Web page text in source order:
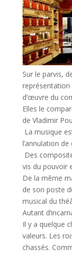
Sur le parvis,
représentation
d’œuvre du
Elles le
de Vladimir
La musique
l’annulation de
Des
vis du pouvoir
De la même
de son poste
musical du
Autant
Il y a quelque
valeurs. Les
chassés.